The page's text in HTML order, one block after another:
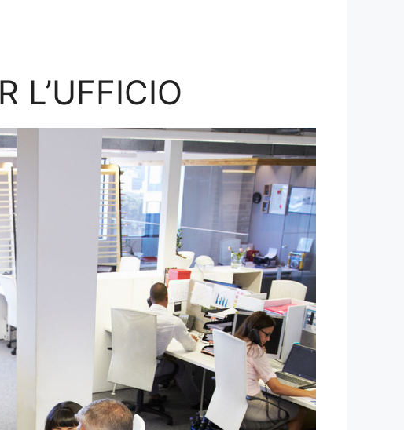
L’UFFICIO